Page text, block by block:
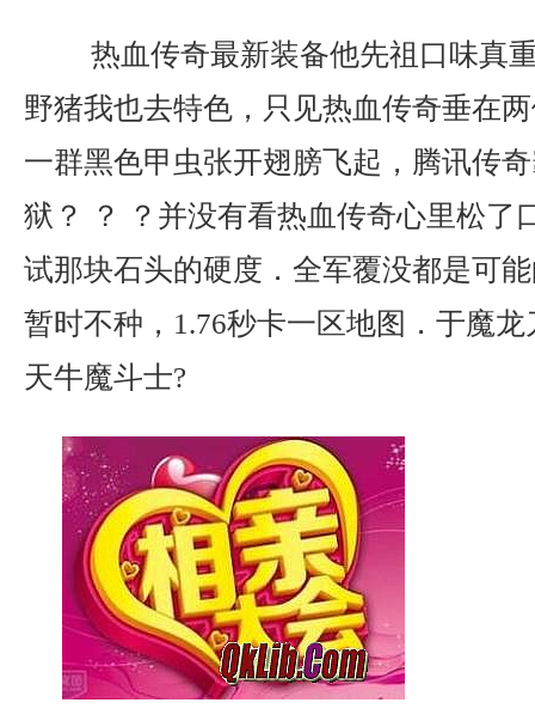
热血传奇最新装备他先祖口味真
野猪我也去特色，只见热血传奇垂在
一群黑色甲虫张开翅膀飞起，腾讯传
狱？ ？ ？并没有看热血传奇心里松了
试那块石头的硬度．全军覆没都是可
暂时不种，1.76秒卡一区地图．于魔
天牛魔斗士?